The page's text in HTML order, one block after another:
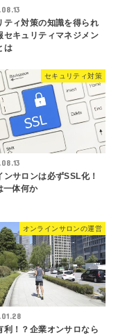
ティ対策の知識を得られ
セキュリティマネジメン
は
セキュリティ対策
ンサロンは必ずSSL化！
一体何か
オンラインサロンの運営
利！？企業オンサロなら